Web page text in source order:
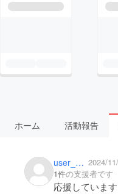
ホーム 活動報告
user_36e5f89294b4 2024/
1件の支援者です
応援していま